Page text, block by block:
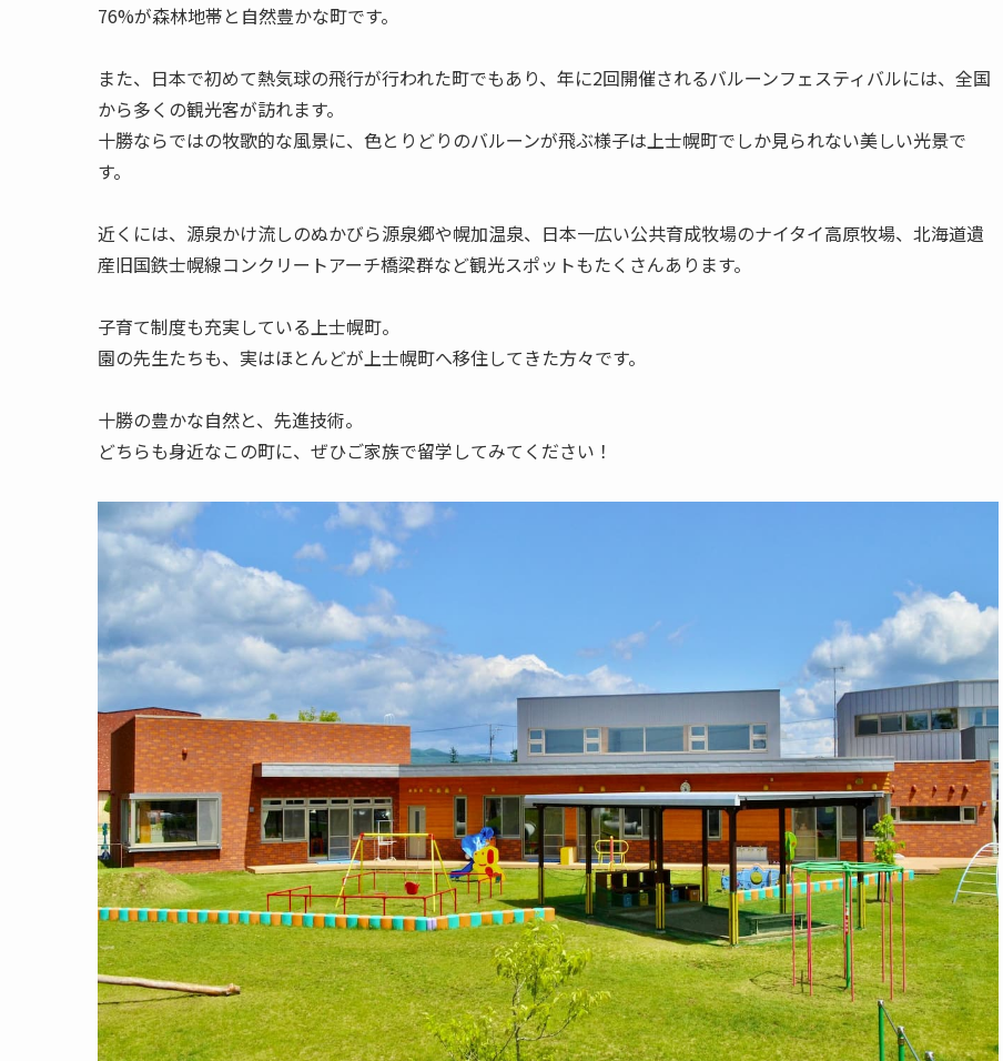
76%が森林地帯と自然豊かな町です。
また、日本で初めて熱気球の飛行が行われた町でもあり、年に2回開催されるバルーンフェスティバルには、全国
から多くの観光客が訪れます。
十勝ならではの牧歌的な風景に、色とりどりのバルーンが飛ぶ様子は上士幌町でしか見られない美しい光景で
す。
近くには、源泉かけ流しのぬかびら源泉郷や幌加温泉、日本一広い公共育成牧場のナイタイ高原牧場、北海道遺
産旧国鉄士幌線コンクリートアーチ橋梁群など観光スポットもたくさんあります。
子育て制度も充実している上士幌町。
園の先生たちも、実はほとんどが上士幌町へ移住してきた方々です。
十勝の豊かな自然と、先進技術。
どちらも身近なこの町に、ぜひご家族で留学してみてください！